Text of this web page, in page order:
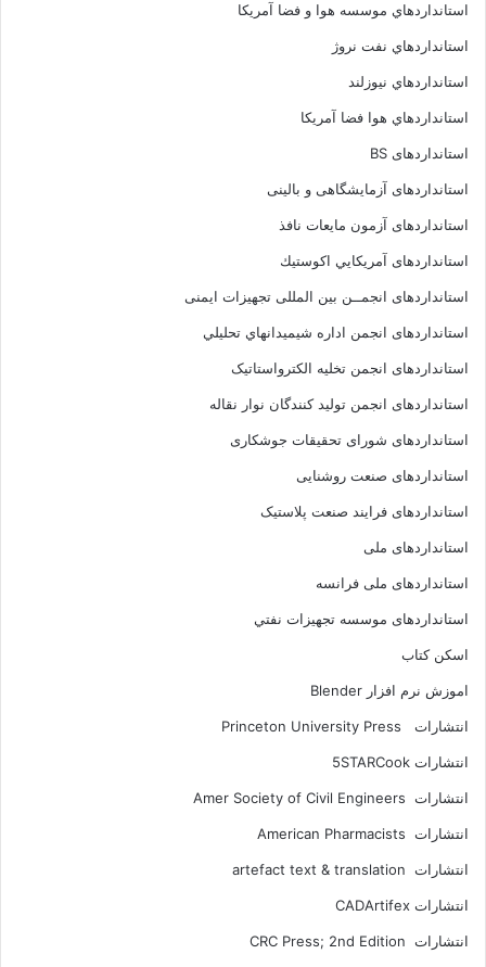
استانداردهاي موسسه هوا و فضا آمريکا
استانداردهاي نفت نروژ
استانداردهاي نيوزلند
استانداردهاي هوا فضا آمريکا
استانداردهای BS
استانداردهای آزمایشگاهی و بالینی
استانداردهای آزمون مایعات نافذ
استانداردهای آمريكايي اكوستيك
استانداردهای انجمــن بين المللى تجهيزات ايمنى
استانداردهای انجمن اداره شيميدانهاي تحليلي
استانداردهای انجمن تخليه الکترواستاتيک
استانداردهای انجمن توليد کنندگان نوار نقاله
استانداردهای شورای تحقیقات جوشکاری
استانداردهای صنعت روشنایی
استانداردهای فرايند صنعت پلاستيک
استانداردهای ملی
استانداردهای ملی فرانسه
استانداردهای موسسه تجهيزات نفتي
اسکن کتاب
اموزش نرم افزار Blender
انتشارات Princeton University Press
انتشارات ‎ 5STARCook
انتشارات Amer Society of Civil Engineers
انتشارات American Pharmacists
انتشارات artefact text & translation
انتشارات ‎ CADArtifex
انتشارات CRC Press; 2nd Edition